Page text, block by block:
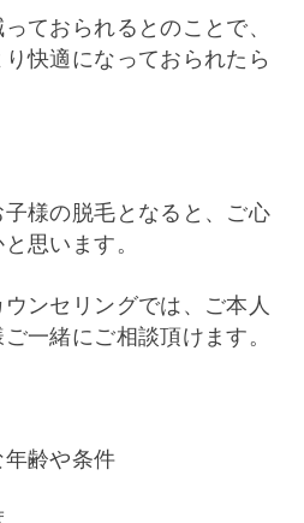
ておられるとのことで、
快適になっておられたら
様の脱毛となると、ご心
思います。
ンセリングでは、ご本人
一緒にご相談頂けます。
年齢や条件